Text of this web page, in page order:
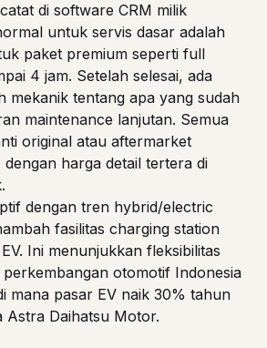
di software CRM milik
untuk servis dasar adalah
paket premium seperti full
4 jam. Setelah selesai, ada
mekanik tentang apa yang sudah
maintenance lanjutan. Semua
original atau aftermarket
dengan harga detail tertera di
dengan tren hybrid/electric
fasilitas charging station
Ini menunjukkan fleksibilitas
otomotif Indonesia
mana pasar EV naik 30% tahun
Astra Daihatsu Motor.